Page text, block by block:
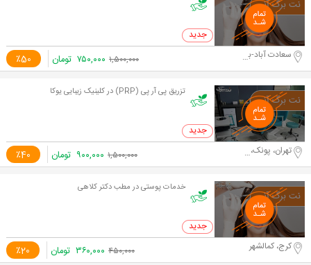
0 خرید
٪50 سعادت آباد-بلوار دریا و پاکنژاد ۱,۵۰۰,۰۰۰ ۷۵۰,۰۰۰ تومان
تزریق پی آر پی (PRP) در کلینیک زیبایی یوکا
0 خرید
٪40 تهران، پونک،خیابان میرزابابایی ۱,۵۰۰,۰۰۰ ۹۰۰,۰۰۰ تومان
خدمات پوستی در مطب دکتر کلاهی
0 خرید
٪20 کرج، کمالشهر ۴۵۰,۰۰۰ ۳۶۰,۰۰۰ تومان